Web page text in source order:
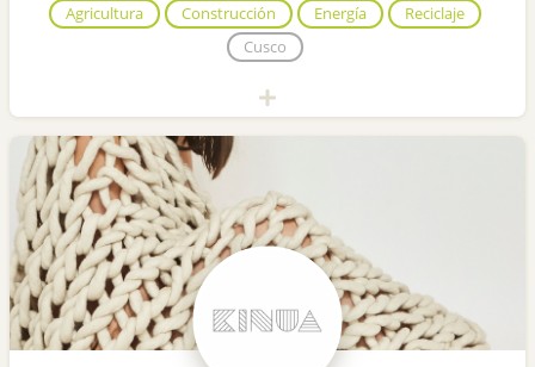
Agricultura Construcción Energía
Reciclaje
Cusco